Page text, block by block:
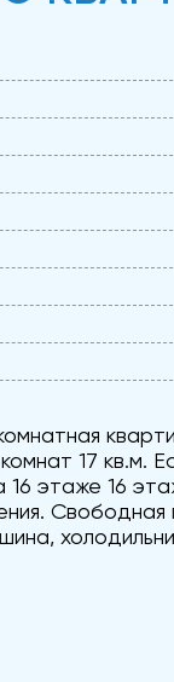
17 кв.м.
этаже 16